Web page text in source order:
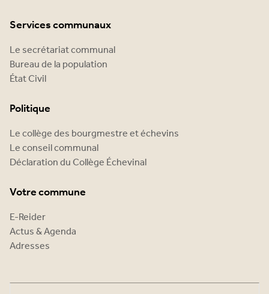
Services communaux
Le secrétariat communal
Bureau de la population
État Civil
Politique
Le collège des bourgmestre et échevins
Le conseil communal
Déclaration du Collège Échevinal
Votre commune
E-Reider
Actus & Agenda
Adresses